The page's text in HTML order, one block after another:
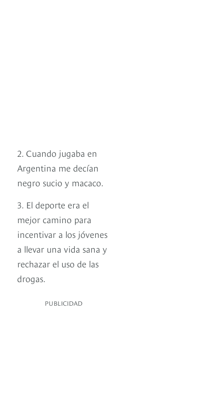
2. Cuando jugaba en
Argentina me decían
negro sucio y macaco.
3. El deporte era el
mejor camino para
incentivar a los jóvenes
a llevar una vida sana y
rechazar el uso de las
drogas.
PUBLICIDAD